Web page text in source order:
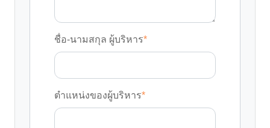
ชื่อ-นามสกุล ผู้บริหาร*
ตำแหน่งของผู้บริหาร*